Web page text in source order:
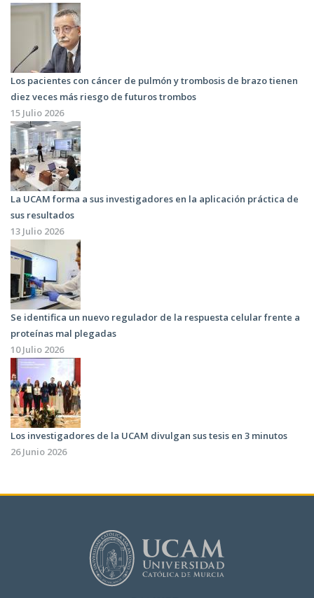
Los pacientes con cáncer de pulmón y trombosis de brazo tienen
diez veces más riesgo de futuros trombos
15 Julio 2026
La UCAM forma a sus investigadores en la aplicación práctica de
sus resultados
13 Julio 2026
Se identifica un nuevo regulador de la respuesta celular frente a
proteínas mal plegadas
10 Julio 2026
Los investigadores de la UCAM divulgan sus tesis en 3 minutos
26 Junio 2026